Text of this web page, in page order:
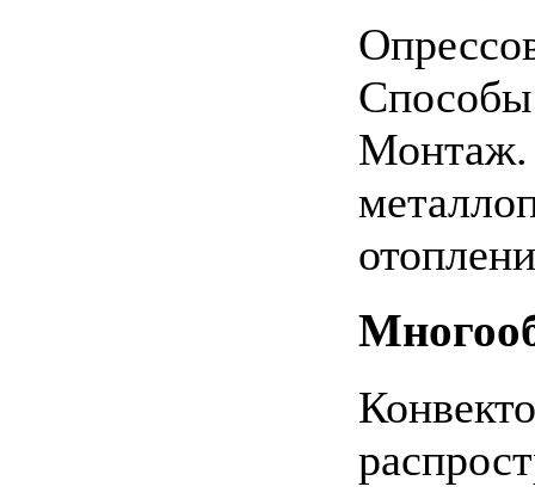
Способы
Монтаж.